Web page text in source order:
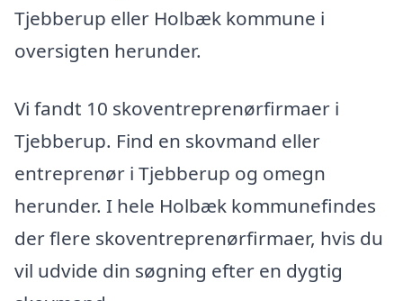
Tjebberup eller Holbæk kommune i
oversigten herunder.
Vi fandt 10 skoventreprenørfirmaer i
Tjebberup. Find en skovmand eller
entreprenør i Tjebberup og omegn
herunder. I hele Holbæk kommunefindes
der flere skoventreprenørfirmaer, hvis du
vil udvide din søgning efter en dygtig